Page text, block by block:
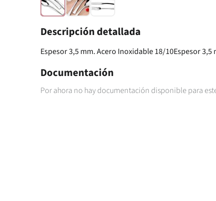
Descripción detallada
Espesor 3,5 mm. Acero Inoxidable 18/10Espesor
Documentación
Por ahora no hay documentación disponible para